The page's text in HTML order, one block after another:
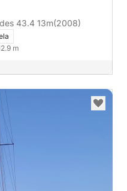
43.4 13m(2008)
m